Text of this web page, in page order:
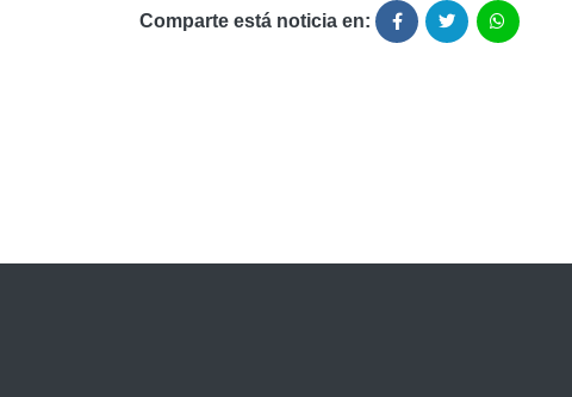
Comparte está noticia en: